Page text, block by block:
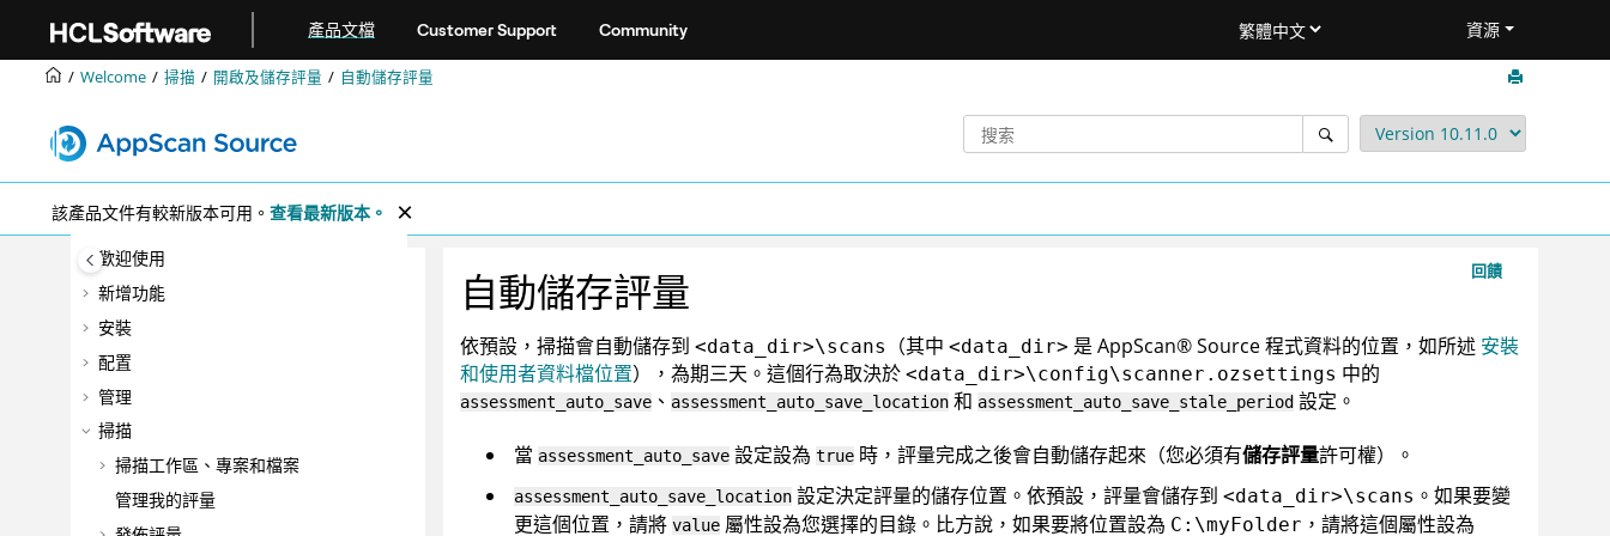
產品文檔 Customer Support Community 資源
Welcome 掃描 開啟及儲存評量 自動儲存評量
該產品文件有較新版本可用。 查看最新版本。
歡迎使用
新增功能
安裝
配置
管理
掃描
掃描工作區、專案和檔案
管理我的評量
回饋
自動儲存評量
依預設，掃描會自動儲存到 <data_dir>\scans （其中 <data_dir> 是 AppScan®Source程式資料的位置，如所述 安裝
和使用者資料檔位置） ，為期三天。這個行為取決於 <data_dir>\config\scanner.ozsettings 中的
assessment_auto_save、 assessment_auto_save_location和 assessment_auto_save_stale_period設定。
當 assessment_auto_save設定設為 true時，評量完成之後會自動儲存起來（您必須有儲存評量許可權）。
assessment_auto_save_location設定決定評量的儲存位置。依預設，評量會儲存到 <data_dir>\scans 。如果要變
更這個位置，請將 value屬性設為您選擇的目錄。比方說，如果要將位置設為 C:\myFolder ，請將這個屬性設為